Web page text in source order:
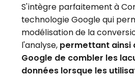
S'intègre parfaitement à
technologie Google qui
modélisation de la
l'analyse, permettant ainsi
Google de combler les
données lorsque les